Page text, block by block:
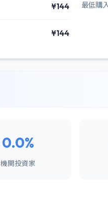
¥144
¥144
最低購
0.0%
機関投資家